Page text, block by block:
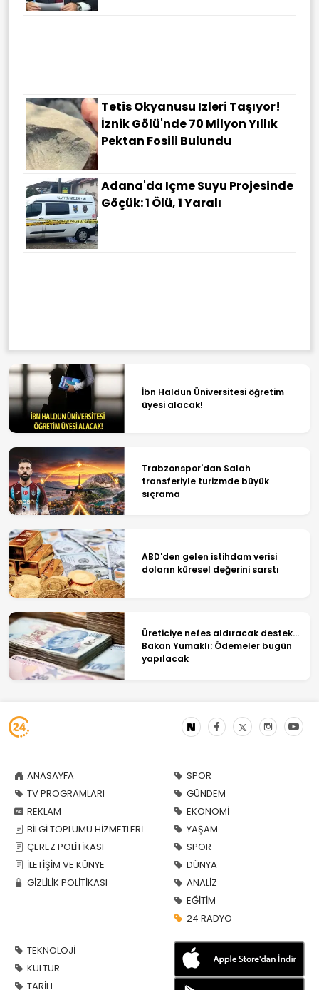
Tetis Okyanusu Izleri Taşıyor!
İznik Gölü'nde 70 Milyon Yıllık
Pektan Fosili Bulundu
Adana'da Içme Suyu Projesinde
Göçük: 1 Ölü, 1 Yaralı
İbn Haldun Üniversitesi öğretim
üyesi alacak!
Trabzonspor'dan Salah
transferiyle turizmde büyük
sıçrama
ABD'den gelen istihdam verisi
doların küresel değerini sarstı
Üreticiye nefes aldıracak destek...
Bakan Yumaklı: Ödemeler bugün
yapılacak
ANASAYFA
TV PROGRAMLARI
REKLAM
BİLGİ TOPLUMU HİZMETLERİ
ÇEREZ POLİTİKASI
İLETİŞİM VE KÜNYE
GİZLİLİK POLİTİKASI
SPOR
GÜNDEM
EKONOMİ
YAŞAM
SPOR
DÜNYA
ANALİZ
EĞİTİM
24 RADYO
TEKNOLOJİ
KÜLTÜR
TARİH